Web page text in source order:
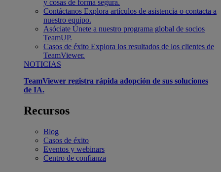
y cosas de forma segura.
Contáctanos Explora artículos de asistencia o contacta a
nuestro equipo.
Asóciate Únete a nuestro programa global de socios
TeamUP.
Casos de éxito Explora los resultados de los clientes de
TeamViewer.
NOTICIAS
TeamViewer registra rápida adopción de sus soluciones
de IA.
Recursos
Blog
Casos de éxito
Eventos y webinars
Centro de confianza